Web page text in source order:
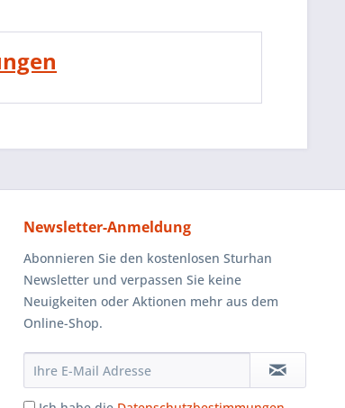
Newsletter-Anmeldung
Abonnieren Sie den kostenlosen Sturhan
Newsletter und verpassen Sie keine
Neuigkeiten oder Aktionen mehr aus dem
Online-Shop.